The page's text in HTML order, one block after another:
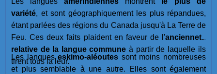
variété, et sont géographiquement les plus répandues,
étant parlées des régions du Canada jusqu'à La Terre de
Feu. Ces deux faits plaident en faveur de l'ancienneté
relative de la langue commune à partir de laquelle ils
tirent tous la leur.
Les langueseskimo-aléoutes sont moins nombreuses
et plus semblable à une autre. Elles sont également